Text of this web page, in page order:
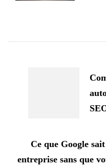
Ce que Google
entreprise sans que